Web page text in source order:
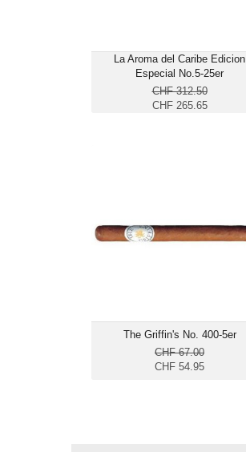
La Aroma del Caribe Edicion
Especial No.5-25er
CHF 312.50
CHF 265.65
The Griffin's No. 400-5er
CHF 67.00
CHF 54.95